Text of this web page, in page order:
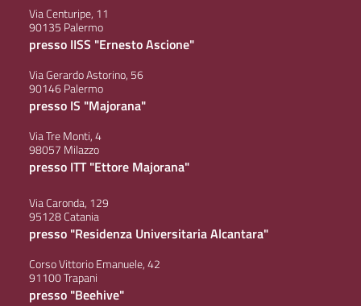
Via Centuripe, 11
90135 Palermo
presso IISS "Ernesto Ascione"
Via Gerardo Astorino, 56
90146 Palermo
presso IS "Majorana"
Via Tre Monti, 4
98057 Milazzo
presso ITT "Ettore Majorana"
Via Caronda, 129
95128 Catania
presso "Residenza Universitaria Alcantara"
Corso Vittorio Emanuele, 42
91100 Trapani
presso "Beehive"